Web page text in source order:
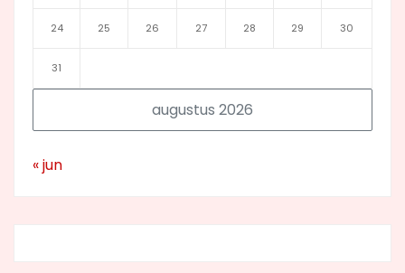
augustus 2026
24 25 26 27 28 29 30
31
« jun